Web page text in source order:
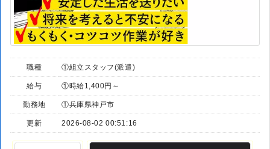
職種 ①組立スタッフ(派遣)
給与 ①時給1,400円～
勤務地 ①兵庫県神戸市
更新 2026-08-02 00:51:16